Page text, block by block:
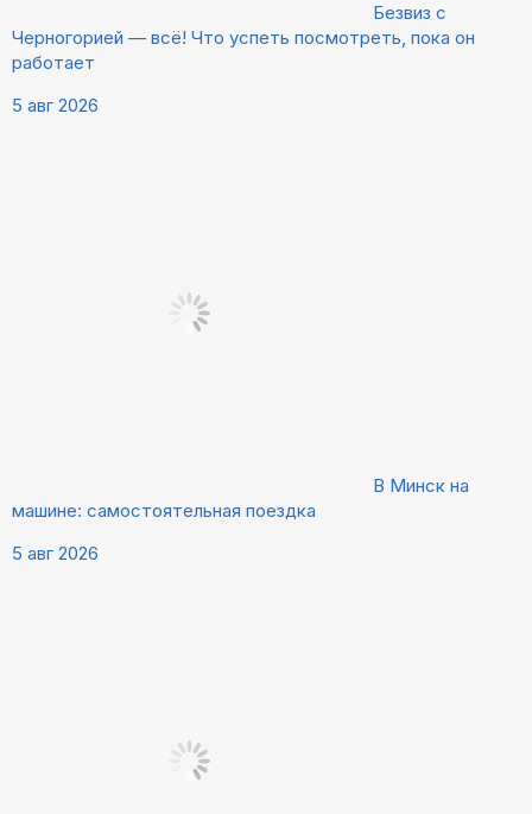
Безвиз с
Черногорией — всё! Что успеть посмотреть, пока он
работает
5 авг 2026
В Минск на
машине: самостоятельная поездка
5 авг 2026